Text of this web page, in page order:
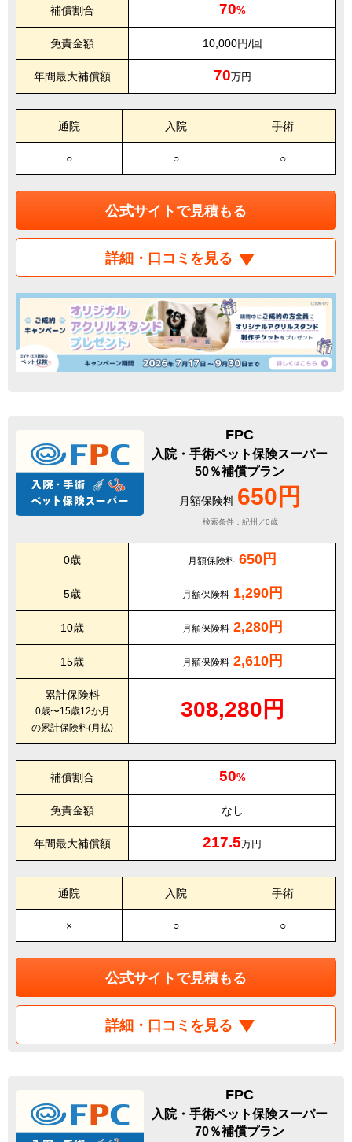
補償割合 70%
免責金額 10,000円/回
年間最大補償額 70万円
通院 入院 手術
○ ○ ○
公式サイトで見積もる
詳細・口コミを見る
FPC
入院・手術ペット保険スーパー
50％補償プラン
月額保険料 650円
検索条件：紀州／0歳
0歳 月額保険料 650円
5歳 月額保険料 1,290円
10歳 月額保険料 2,280円
15歳 月額保険料 2,610円
累計保険料
0歳〜15歳12か月
の累計保険料(月払)
308,280円
補償割合 50%
免責金額 なし
年間最大補償額 217.5万円
通院 入院 手術
× ○ ○
公式サイトで見積もる
詳細・口コミを見る
FPC
入院・手術ペット保険スーパー
70％補償プラン